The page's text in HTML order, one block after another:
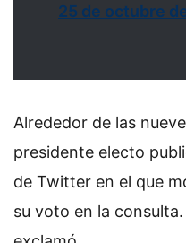
25 de octubre
Alrededor de las
presidente electo
de Twitter en el que
su voto en la consulta.